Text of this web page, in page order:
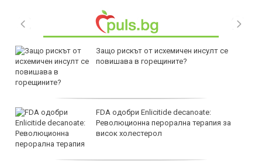
Защо рискът от исхемичен инсулт се
повишава в горещините?
FDA одобри Еnlicitide decanoate:
Революционна перорална терапия за
висок холестерол